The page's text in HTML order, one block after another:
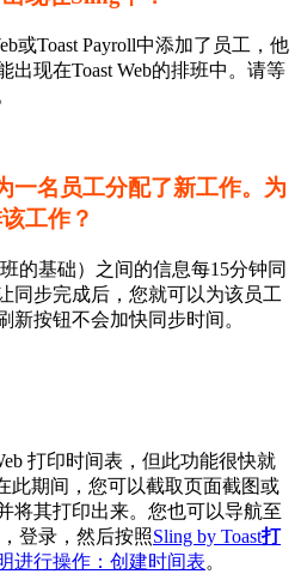
或Toast Payroll中添加了员工，他
出现在Toast Web的排班中。请等
一名员工分配了新工作。为
工作？
的基础）之间的信息每15分钟同
同步完成后，您就可以为该员工
新按钮不会加快同步时间。
打印时间表，但此功能很快就
此期间，您可以截取页面截图或
将其打印出来。您也可以导航至
，登录，然后按照Sling by Toast打
进行操作：创建时间表。